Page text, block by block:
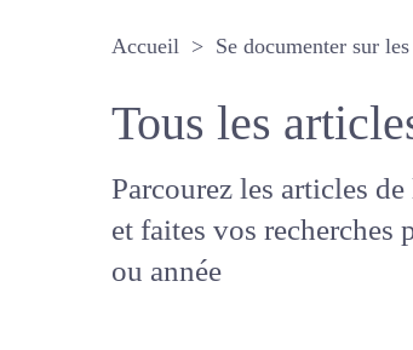
Accueil Se documenter
Tous les
Parcourez les articles
Fourrages, et faites
mot-clé, auteur ou année